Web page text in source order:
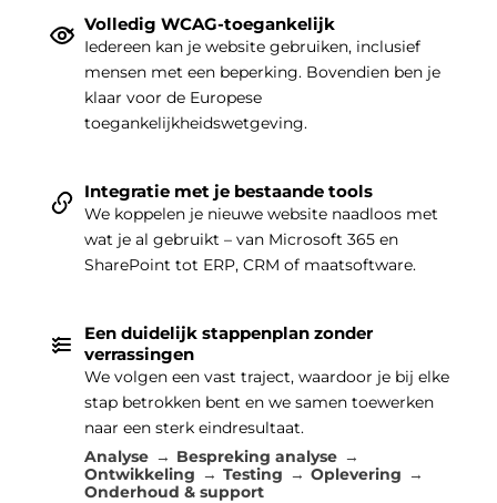
Volledig WCAG-toegankelijk
Iedereen kan je website gebruiken, inclusief
mensen met een beperking. Bovendien ben je
klaar voor de Europese
toegankelijkheidswetgeving.
Integratie met je bestaande tools
We koppelen je nieuwe website naadloos met
wat je al gebruikt – van Microsoft 365 en
SharePoint tot ERP, CRM of maatsoftware.
Een duidelijk stappenplan zonder
verrassingen
We volgen een vast traject, waardoor je bij elke
stap betrokken bent en we samen toewerken
naar een sterk eindresultaat.
Analyse
Bespreking analyse
Ontwikkeling
Testing
Oplevering
Onderhoud & support